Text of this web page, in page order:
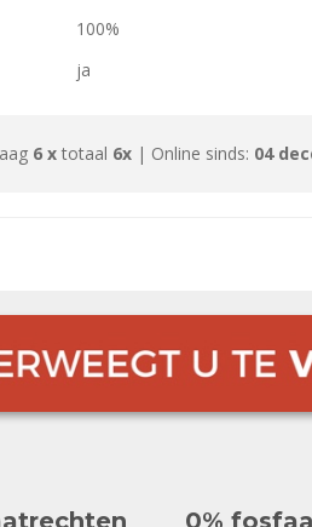
100%
ja
6 x totaal 6x | Online sinds: 04